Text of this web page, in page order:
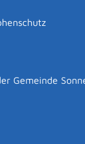
Gemeinde
Arbeitsleben,
zur
der Dauer
absichern.
Sie nur,
(§